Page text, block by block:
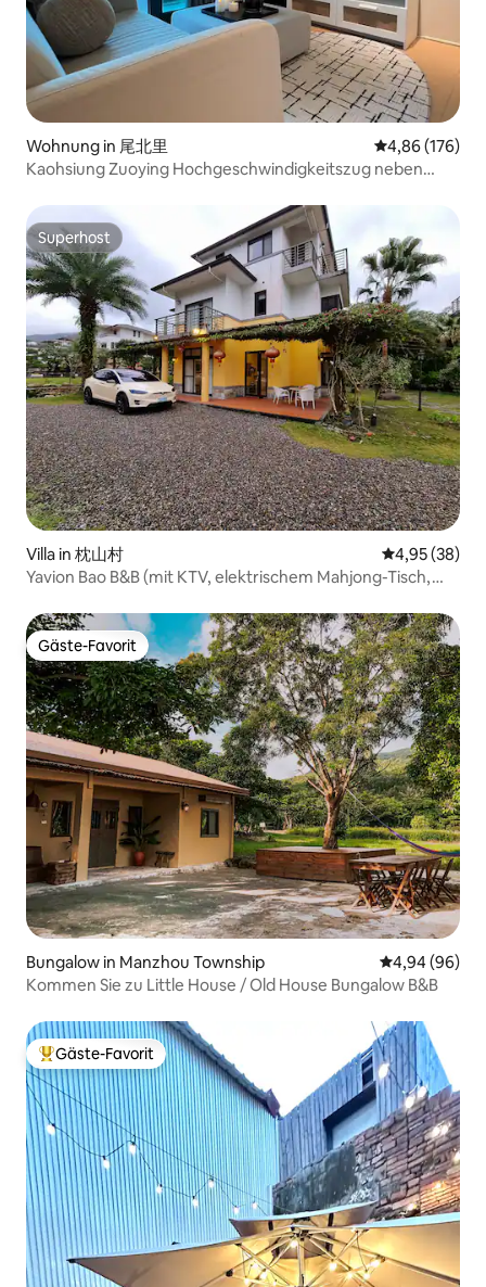
Wohnung in 尾北里
4,86 (176)
Kaohsiung Zuoying Hochgeschwindigkeitszug neben
Night Market, direkter Flughafenanschluss,
Zwischengeschoss 4F ohne Aufzug / 4-8 Personen
Zimmer
Superhost
Superhost
Villa in 枕山村
4,95 (38)
Yavion Bao B&B (mit KTV, elektrischem Mahjong-Tisch,
Gäste-Favorit
Gäste-Favorit
Bungalow in Manzhou Township
4,94 (96)
Kommen Sie zu Little House / Old House Bungalow B&B
Beliebter Gäste-Favorit.
Gäste-Favorit